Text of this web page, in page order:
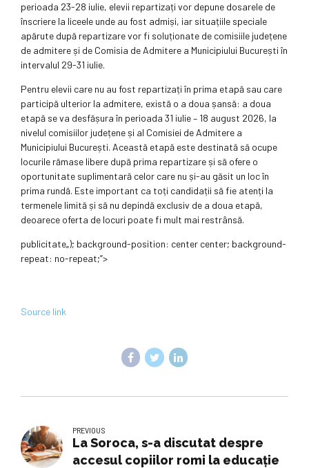
perioada 23-28 iulie, elevii repartizați vor depune dosarele de
înscriere la liceele unde au fost admiși, iar situațiile speciale
apărute după repartizare vor fi soluționate de comisiile județene
de admitere și de Comisia de Admitere a Municipiului București în
intervalul 29-31 iulie.
Pentru elevii care nu au fost repartizați în prima etapă sau care
participă ulterior la admitere, există o a doua șansă: a doua
etapă se va desfășura în perioada 31 iulie – 18 august 2026, la
nivelul comisiilor județene și al Comisiei de Admitere a
Municipiului București. Această etapă este destinată să ocupe
locurile rămase libere după prima repartizare și să ofere o
oportunitate suplimentară celor care nu și-au găsit un loc în
prima rundă. Este important ca toți candidații să fie atenți la
termenele limită și să nu depindă exclusiv de a doua etapă,
deoarece oferta de locuri poate fi mult mai restrânsă.
publicitate„); background-position: center center; background-
repeat: no-repeat;”>
Source link
PREVIOUS
La Soroca, s-a discutat despre
accesul copiilor romi la educație